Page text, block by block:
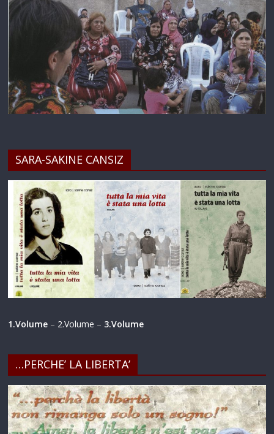
SARA-SAKINE CANSIZ
1.Volume – 2.Volume – 3.Volume
…PERCHE’ LA LIBERTA’